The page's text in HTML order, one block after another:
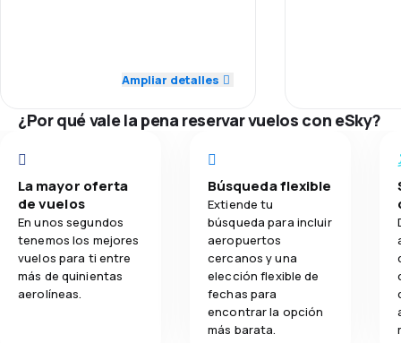
Comodidad del viaje 5,0
Transporte de equipaje 5,0
Comidas 3,0
Ampliar detalles
Comodidad
Transporte
¿Por qué vale la pena reservar vuelos con eSky?
La mayor oferta
de vuelos
En unos segundos
tenemos los mejores
vuelos para ti entre
más de quinientas
aerolíneas.
Búsqueda flexible
Extiende tu
búsqueda para incluir
aeropuertos
cercanos y una
elección flexible de
fechas para
encontrar la opción
más barata.